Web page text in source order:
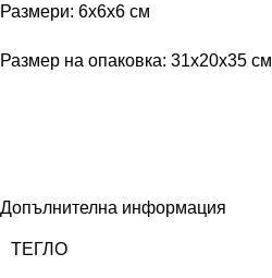
Размери: 6x6x6 см
Размер на опаковка: 31x20x35 см
Допълнителна информация
ТЕГЛО